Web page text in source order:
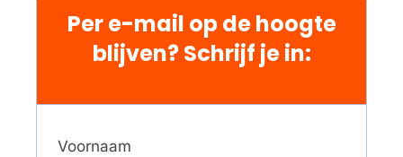
Per e-mail op de hoogte
blijven? Schrijf je in:
Voornaam